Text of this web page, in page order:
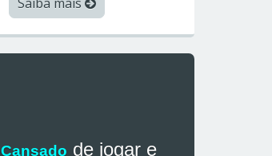
Cansado de jogar e